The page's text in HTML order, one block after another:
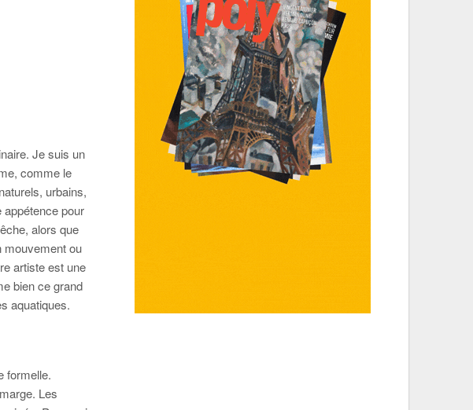
Je suis un
comme le
urbains,
pour
alors que
mouvement ou
artiste est une
bien ce grand
aquatiques.
formelle.
Les